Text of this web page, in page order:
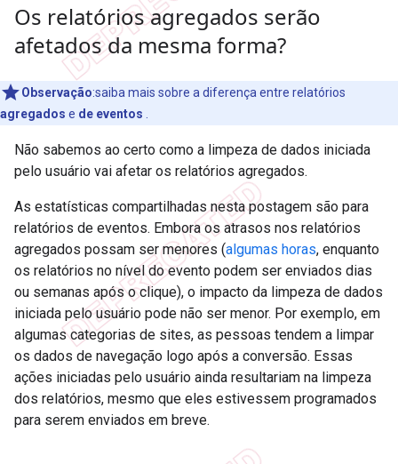
Os relatórios agregados serão
afetados da mesma forma?
Observação:saiba mais sobre a diferença entre relatórios
agregados e de eventos
Não sabemos ao certo como a limpeza de dados iniciada
pelo usuário vai afetar os relatórios agregados.
As estatísticas compartilhadas nesta postagem são para
relatórios de eventos. Embora os atrasos nos relatórios
agregados possam ser menores (algumas horas, enquanto
os relatórios no nível do evento podem ser enviados dias
ou semanas após o clique), o impacto da limpeza de dados
iniciada pelo usuário pode não ser menor. Por exemplo, em
algumas categorias de sites, as pessoas tendem a limpar
os dados de navegação logo após a conversão. Essas
ações iniciadas pelo usuário ainda resultariam na limpeza
dos relatórios, mesmo que eles estivessem programados
para serem enviados em breve.